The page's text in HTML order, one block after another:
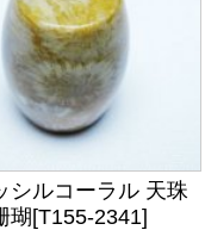
シルコーラル 天珠
瑚[T155-2341]